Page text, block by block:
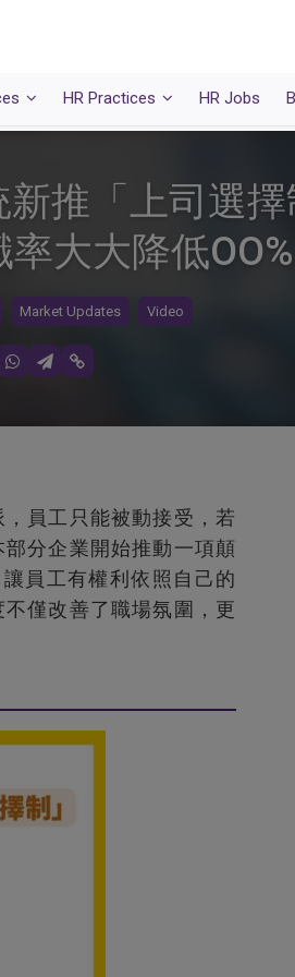
HR Practices HR Jobs
新推「上司選
大大降低OO%
Market Updates Video
員工只能被動接受，若
分企業開始推動一項顛
員工有權利依照自己的
僅改善了職場氛圍，更